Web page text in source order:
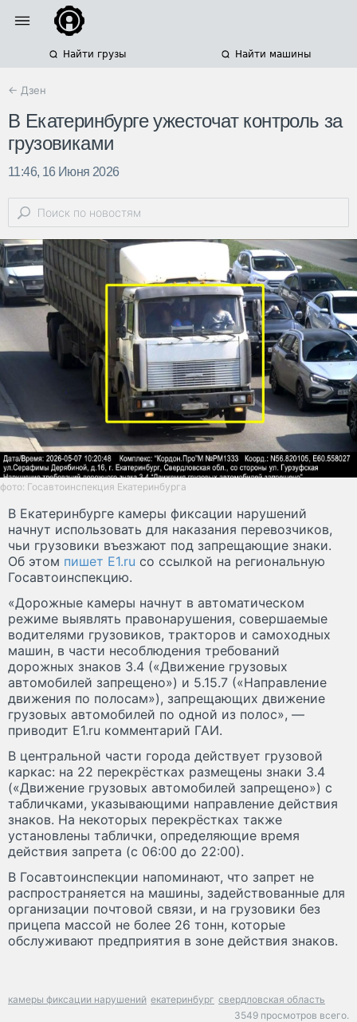
Найти грузы Найти машины
← Дзен
В Екатеринбурге ужесточат контроль за
грузовиками
11:46, 16 Июня 2026
фото: Госавтоинспекция Екатеринбурга
В Екатеринбурге камеры фиксации нарушений
начнут использовать для наказания перевозчиков,
чьи грузовики въезжают под запрещающие знаки.
Об этом пишет E1.ru со ссылкой на региональную
Госавтоинспекцию.
«Дорожные камеры начнут в автоматическом
режиме выявлять правонарушения, совершаемые
водителями грузовиков, тракторов и самоходных
машин, в части несоблюдения требований
дорожных знаков 3.4 («Движение грузовых
автомобилей запрещено») и 5.15.7 («Направление
движения по полосам»), запрещающих движение
грузовых автомобилей по одной из полос», —
приводит E1.ru комментарий ГАИ.
В центральной части города действует грузовой
каркас: на 22 перекрёстках размещены знаки 3.4
(«Движение грузовых автомобилей запрещено») с
табличками, указывающими направление действия
знаков. На некоторых перекрёстках также
установлены таблички, определяющие время
действия запрета (с 06:00 до 22:00).
В Госавтоинспекции напоминают, что запрет не
распространяется на машины, задействованные для
организации почтовой связи, и на грузовики без
прицепа массой не более 26 тонн, которые
обслуживают предприятия в зоне действия знаков.
камеры фиксации нарушений екатеринбург свердловская область
3549 просмотров всего.